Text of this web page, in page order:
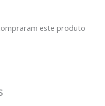
este produto